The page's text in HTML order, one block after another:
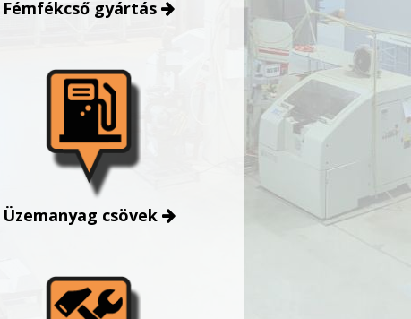
Fémfékcső gyártás
Üzemanyag csövek